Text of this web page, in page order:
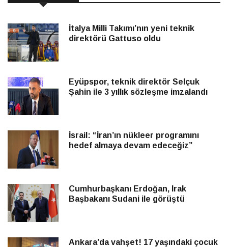
İtalya Milli Takımı’nın yeni teknik
direktörü Gattuso oldu
Eyüpspor, teknik direktör Selçuk
Şahin ile 3 yıllık sözleşme imzalandı
İsrail: “İran’ın nükleer programını
hedef almaya devam edeceğiz”
Cumhurbaşkanı Erdoğan, Irak
Başbakanı Sudani ile görüştü
Ankara’da vahşet! 17 yaşındaki çocuk